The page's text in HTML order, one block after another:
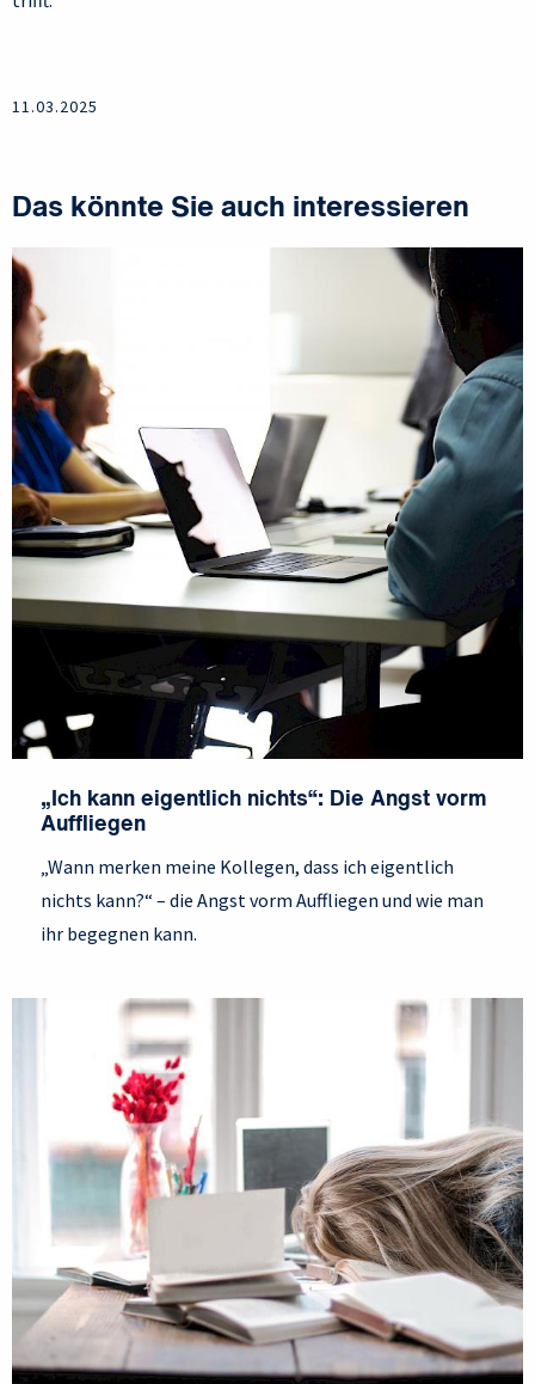
11.03.2025
Das könnte Sie auch interessieren
„Ich kann eigentlich nichts“: Die Angst vorm
Auffliegen
„Wann merken meine Kollegen, dass ich eigentlich
nichts kann?“ – die Angst vorm Auffliegen und wie man
ihr begegnen kann.